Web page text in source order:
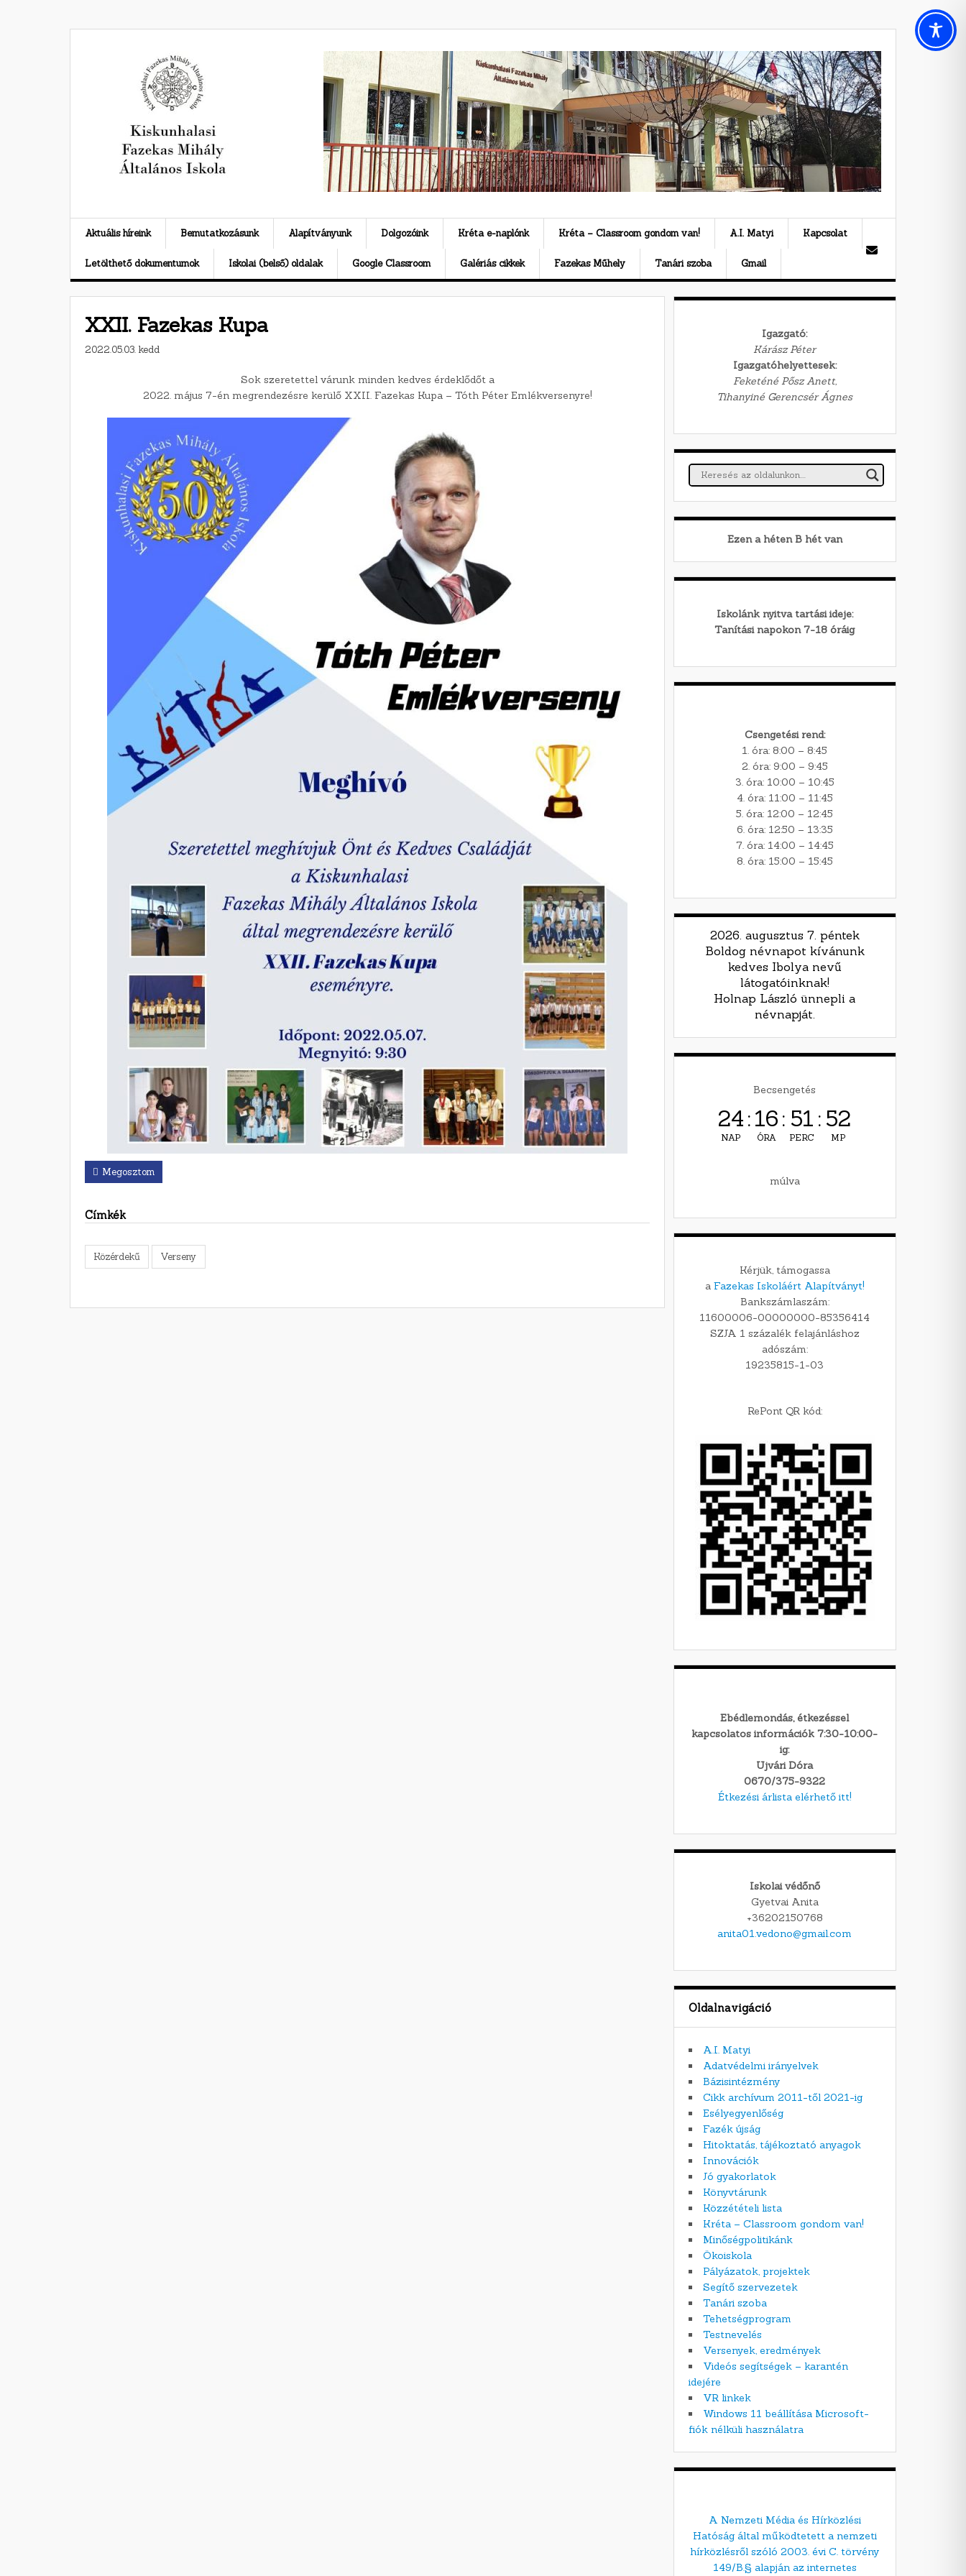
Aktuális híreink Bemutatkozásunk Alapítványunk Dolgozóink Kréta e-naplónk Kréta – Classroom gondom van! A.I. Matyi Kapcsolat
Letölthető dokumentumok Iskolai (belső) oldalak Google Classroom Galériás cikkek Fazekas Műhely Tanári szoba Gmail
XXII. Fazekas Kupa
2022.05.03. kedd
Sok szeretettel várunk minden kedves érdeklődőt a
2022. május 7-én megrendezésre kerülő XXII. Fazekas Kupa – Tóth Péter Emlékversenyre!
Megosztom
Címkék
Közérdekű Verseny
Igazgató:
Kárász Péter
Igazgatóhelyettesek:
Feketéné Pősz Anett,
Tihanyiné Gerencsér Ágnes
Ezen a héten Bhét van
Iskolánk nyitva tartási ideje:
Tanítási napokon 7-18 óráig
Csengetési rend:
1. óra: 8:00 – 8:45
2. óra: 9:00 – 9:45
3. óra: 10:00 – 10:45
4. óra: 11:00 – 11:45
5. óra: 12:00 – 12:45
6. óra: 12:50 – 13:35
7. óra: 14:00 – 14:45
8. óra: 15:00 – 15:45
2026. augusztus 7. péntek
Boldog névnapot kívánunk
kedves Ibolya nevű
látogatóinknak!
Holnap László ünnepli a
névnapját.
Becsengetés
24
NAP
: 16
ÓRA
: 51
PERC
: 51
MP
múlva
Kérjük, támogassa
a Fazekas Iskoláért Alapítványt!
Bankszámlaszám:
11600006-00000000-85356414
SZJA 1 százalék felajánláshoz
adószám:
19235815-1-03
RePont QR kód:
Ebédlemondás, étkezéssel
kapcsolatos információk 7:30-10:00-
ig:
Ujvári Dóra
0670/375-9322
Étkezési árlista elérhető itt!
Iskolai védőnő
Gyetvai Anita
+36202150768
anita01.vedono@gmail.com
Oldalnavigáció
A.I. Matyi
Adatvédelmi irányelvek
Bázisintézmény
Cikk archívum 2011-től 2021-ig
Esélyegyenlőség
Fazék újság
Hitoktatás, tájékoztató anyagok
Innovációk
Jó gyakorlatok
Könyvtárunk
Közzétételi lista
Kréta – Classroom gondom van!
Minőségpolitikánk
Ökoiskola
Pályázatok, projektek
Segítő szervezetek
Tanári szoba
Tehetségprogram
Testnevelés
Versenyek, eredmények
Videós segítségek – karantén
idejére
VR linkek
Windows 11 beállítása Microsoft-
fiók nélküli használatra
A Nemzeti Média és Hírközlési
Hatóság által működtetett a nemzeti
hírközlésről szóló 2003. évi C. törvény
149/B.§ alapján az internetes